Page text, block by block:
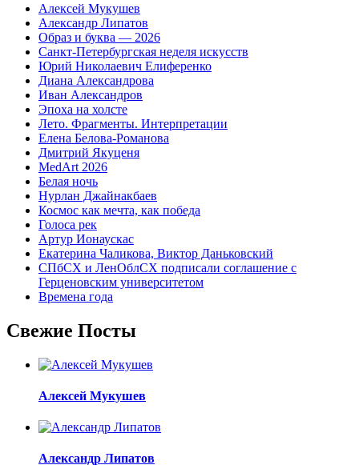
Алексей Мукушев
Александр Липатов
Образ и буква — 2026
Санкт-Петербургская неделя искусств
Юрий Николаевич Елиференко
Диана Александрова
Иван Александров
Эпоха на холсте
Лето. Фрагменты. Интерпретации
Елена Белова-Романова
Дмитрий Якуценя
MedArt 2026
Белая ночь
Нурлан Джайнакбаев
Космос как мечта, как победа
Голоса рек
Артур Ионаускас
Екатерина Чаликова, Виктор Даньковский
СПбСХ и ЛенОблСХ подписали соглашение с
Герценовским университетом
Времена года
Свежие Посты
Алексей Мукушев
Александр Липатов